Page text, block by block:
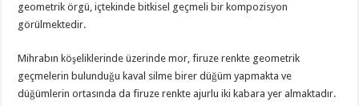
geometrik örgü, içtekinde bitkisel geçmeli bir kompozisyon
görülmektedir.
Mihrabın köşeliklerinde üzerinde mor, firuze renkte geometrik
geçmelerin bulunduğu kaval silme birer düğüm yapmakta ve
düğümlerin ortasında da firuze renkte ajurlu iki kabara yer almaktadır.